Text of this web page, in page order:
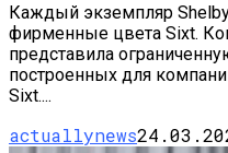
Каждый экземпляр
фирменные цвета Sixt.
представила
построенных для
Sixt....
actuallynews